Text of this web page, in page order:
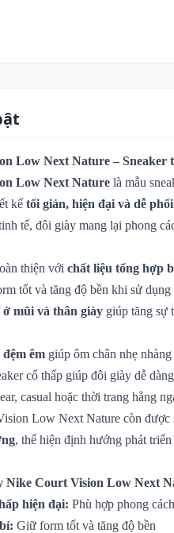
Low Next Nature – Sneaker
Low Next Nature là mẫu
kế tối giản, hiện đại và dễ
tế, đôi giày mang lại phong
thiện với chất liệu tổng hợp
tốt và tăng độ bền khi sử
mũi và thân giày giúp tăng sự
êm giúp ôm chân nhẹ
cổ thấp giúp đôi giày dễ
casual hoặc thời trang hằng
Low Next Nature còn được
, thể hiện định hướng phát
Nike Court Vision Low Next
hiện đại: Phù hợp phong
Giữ form tốt và tăng độ bền